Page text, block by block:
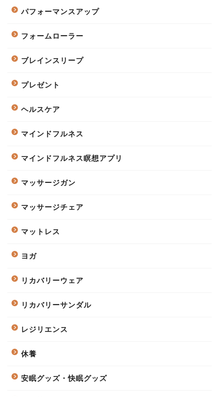
パフォーマンスアップ
フォームローラー
ブレインスリープ
プレゼント
ヘルスケア
マインドフルネス
マインドフルネス瞑想アプリ
マッサージガン
マッサージチェア
マットレス
ヨガ
リカバリーウェア
リカバリーサンダル
レジリエンス
休養
安眠グッズ・快眠グッズ